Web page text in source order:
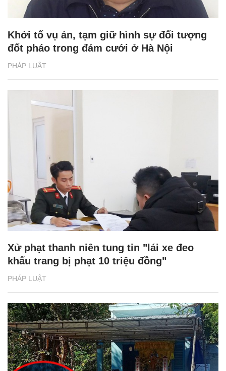
PHÁP LUẬT
Khởi tố vụ án, tạm giữ hình sự đối tượng
đốt pháo trong đám cưới ở Hà Nội
PHÁP LUẬT
Xử phạt thanh niên tung tin "lái xe đeo
khẩu trang bị phạt 10 triệu đồng"